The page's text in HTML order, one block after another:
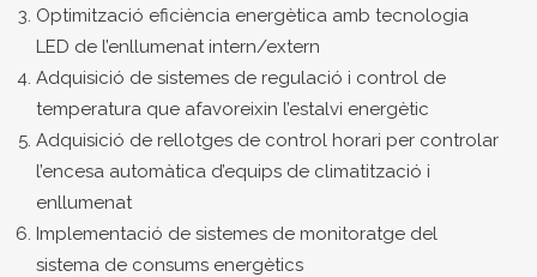
Optimització eficiència energètica amb tecnologia
LED de l’enllumenat intern/extern
Adquisició de sistemes de regulació i control de
temperatura que afavoreixin l’estalvi energètic
Adquisició de rellotges de control horari per controlar
l’encesa automàtica d’equips de climatització i
enllumenat
Implementació de sistemes de monitoratge del
sistema de consums energètics